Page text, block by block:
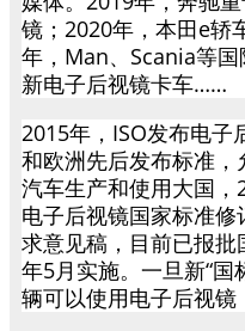
镜；2020年，本田e轿
年，Man、Scania等
新电子后视镜卡车……
2015年，ISO发布电子
和欧洲先后发布标准
汽车生产和使用大国
电子后视镜国家标准
求意见稿，目前已报
年5月实施。一旦新“国
辆可以使用电子后视镜